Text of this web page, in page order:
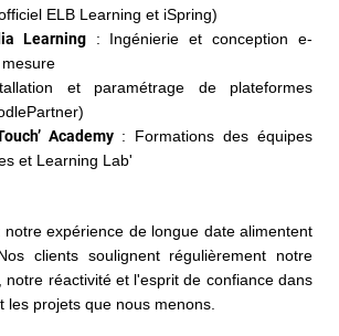
ELB Learning et iSpring)
Learning: Ingénierie et conception e-
et paramétrage de plateformes
Academy : Formations des équipes
et Learning Lab'
expérience de longue date alimentent
clients soulignent régulièrement notre
notre réactivité et l'esprit de confiance dans
les projets que nous menons.